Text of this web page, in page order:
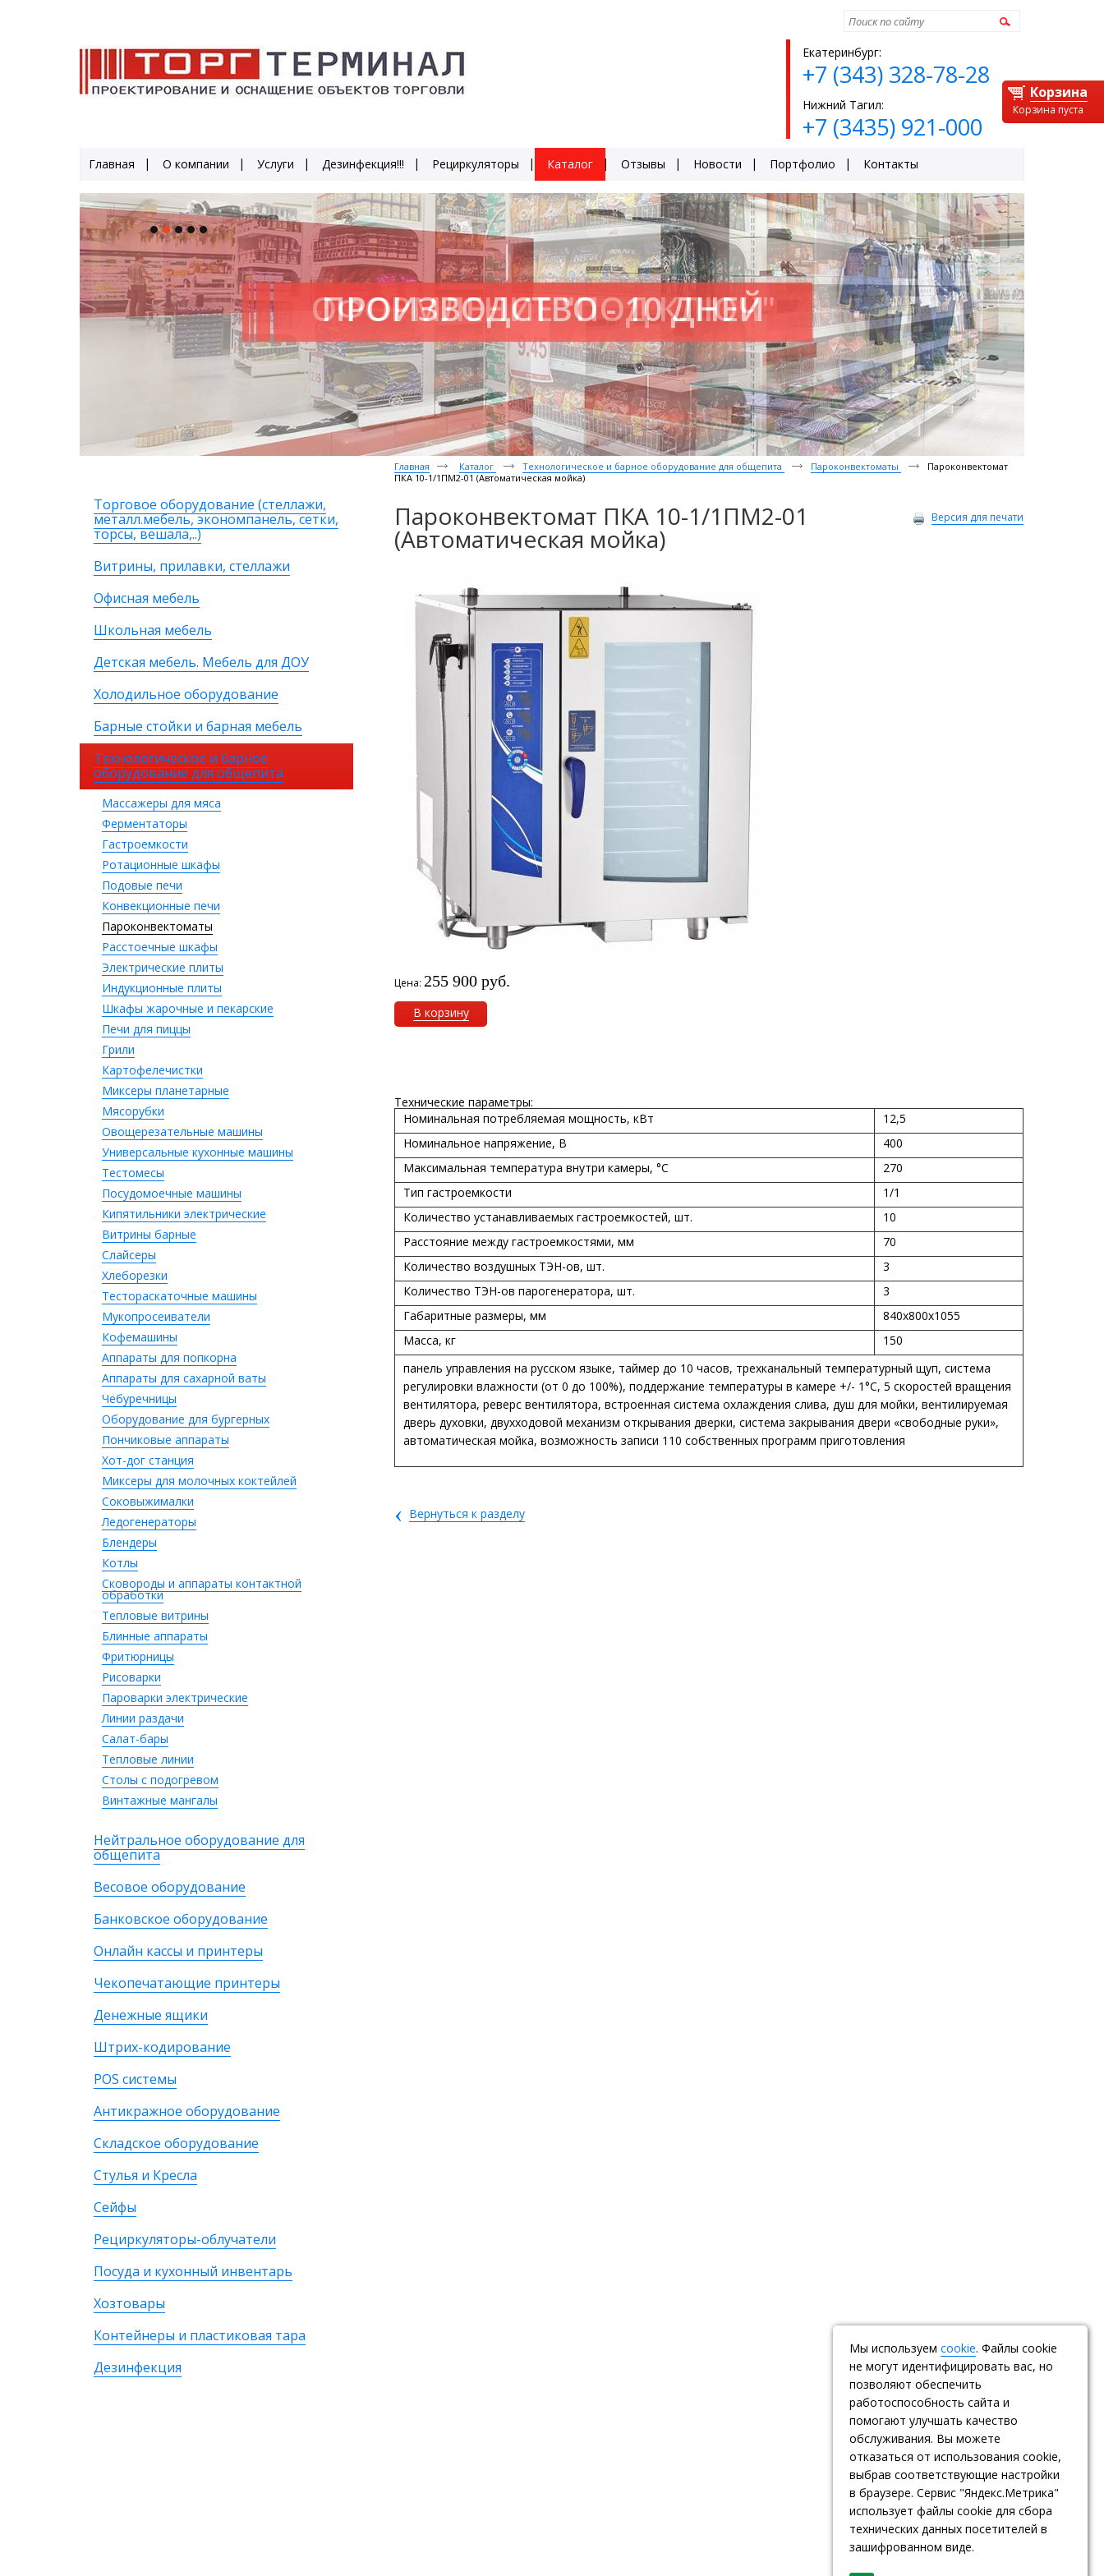
Екатеринбург:
+7 (343) 328-78-28
Нижний Тагил:
+7 (3435) 921-000
Главная О компании Услуги Дезинфекция!!! Рециркуляторы Каталог Отзывы Новости Портфолио Контакты
Корзина
Корзина пуста
ПРОИЗВОДСТВО - 10 ДНЕЙ
Торговое оборудование (стеллажи,
металл.мебель, экономпанель, сетки,
торсы, вешала,..)
Витрины, прилавки, стеллажи
Офисная мебель
Школьная мебель
Детская мебель. Мебель для ДОУ
Холодильное оборудование
Барные стойки и барная мебель
Технологическое и барное
оборудование для общепита
Массажеры для мяса
Ферментаторы
Гастроемкости
Ротационные шкафы
Подовые печи
Конвекционные печи
Пароконвектоматы
Расстоечные шкафы
Электрические плиты
Индукционные плиты
Шкафы жарочные и пекарские
Печи для пиццы
Грили
Картофелечистки
Миксеры планетарные
Мясорубки
Овощерезательные машины
Универсальные кухонные машины
Тестомесы
Посудомоечные машины
Кипятильники электрические
Витрины барные
Слайсеры
Хлеборезки
Тестораскаточные машины
Мукопросеиватели
Кофемашины
Аппараты для попкорна
Аппараты для сахарной ваты
Чебуречницы
Оборудование для бургерных
Пончиковые аппараты
Хот-дог станция
Миксеры для молочных коктейлей
Соковыжималки
Ледогенераторы
Блендеры
Котлы
Сковороды и аппараты контактной
обработки
Тепловые витрины
Блинные аппараты
Фритюрницы
Рисоварки
Пароварки электрические
Линии раздачи
Салат-бары
Тепловые линии
Столы с подогревом
Винтажные мангалы
Нейтральное оборудование для
общепита
Весовое оборудование
Банковское оборудование
Онлайн кассы и принтеры
Чекопечатающие принтеры
Денежные ящики
Штрих-кодирование
POS системы
Антикражное оборудование
Складское оборудование
Стулья и Кресла
Сейфы
Рециркуляторы-облучатели
Посуда и кухонный инвентарь
Хозтовары
Контейнеры и пластиковая тара
Дезинфекция
Главная Каталог Технологическое и барное оборудование для общепита Пароконвектоматы
Пароконвектомат
ПКА 10-1/1ПМ2-01 (Автоматическая мойка)
Пароконвектомат ПКА 10-1/1ПМ2-01
(Автоматическая мойка)
Версия для печати
Цена:255 900 руб.
В корзину
Технические параметры:
Номинальная потребляемая мощность, кВт
12,5
Номинальное напряжение, В
400
Максимальная температура внутри камеры, °C
270
Тип гастроемкости
1/1
Количество устанавливаемых гастроемкостей, шт.
10
Расстояние между гастроемкостями, мм
70
Количество воздушных ТЭН-ов, шт.
3
Количество ТЭН-ов парогенератора, шт.
3
Габаритные размеры, мм
840х800х1055
Масса, кг
150
панель управления на русском языке, таймер до 10 часов, трехканальный температурный щуп, система
регулировки влажности (от 0 до 100%), поддержание температуры в камере +/- 1°С, 5 скоростей вращения
вентилятора, реверс вентилятора, встроенная система охлаждения слива, душ для мойки, вентилируемая
дверь духовки, двухходовой механизм открывания дверки, система закрывания двери «свободные руки»,
автоматическая мойка, возможность записи 110 собственных программ приготовления
‹ Вернуться к разделу
Мы используем cookie. Файлы cookie
не могут идентифицировать вас, но
позволяют обеспечить
работоспособность сайта и
помогают улучшать качество
обслуживания. Вы можете
отказаться от использования cookie,
выбрав соответствующие настройки
в браузере. Сервис "Яндекс.Метрика"
использует файлы cookie для сбора
технических данных посетителей в
зашифрованном виде.